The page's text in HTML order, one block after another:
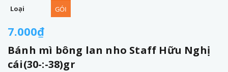
7.000₫
Bánh mì bông lan nho Staff Hữu Nghị
cái(30-:-38)gr
Loại GÓI